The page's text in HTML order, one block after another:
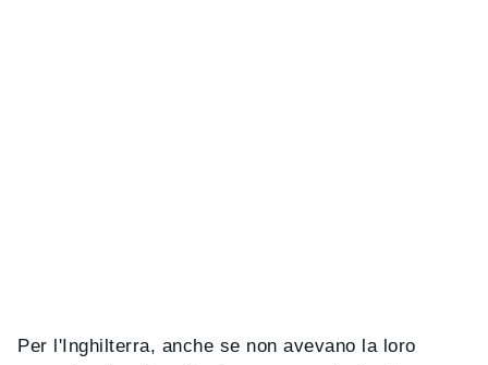
Per l'Inghilterra, anche se non avevano la loro